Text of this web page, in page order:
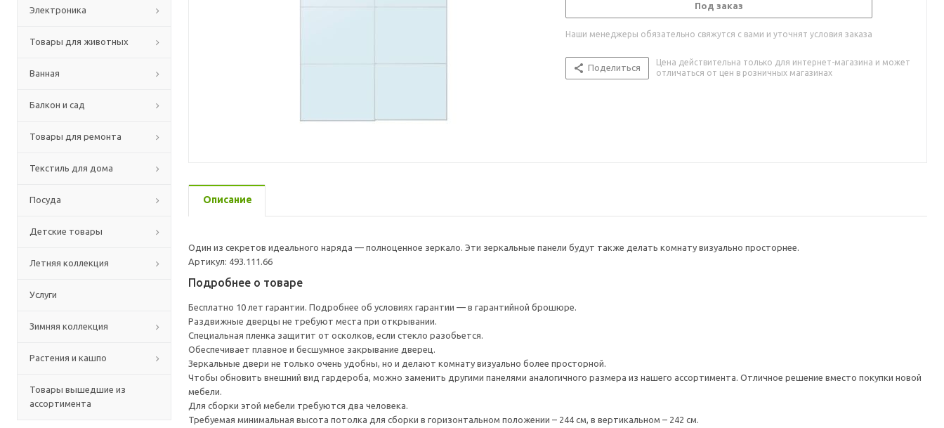
Электроника
Товары для животных
Ванная
Балкон и сад
Товары для ремонта
Текстиль для дома
Посуда
Детские товары
Летняя коллекция
Услуги
Зимняя коллекция
Растения и кашпо
Товары вышедшие из
ассортимента
Под заказ
Наши менеджеры обязательно свяжутся с вами и уточнят условия заказа
Поделиться
Цена действительна только для интернет-магазина и может
отличаться от цен в розничных магазинах
Описание
Один из секретов идеального наряда — полноценное зеркало. Эти зеркальные панели будут также делать комнату визуально просторнее.
Артикул: 493.111.66
Подробнее о товаре
Бесплатно 10 лет гарантии. Подробнее об условиях гарантии — в гарантийной брошюре.
Раздвижные дверцы не требуют места при открывании.
Специальная пленка защитит от осколков, если стекло разобьется.
Обеспечивает плавное и бесшумное закрывание дверец.
Зеркальные двери не только очень удобны, но и делают комнату визуально более просторной.
Чтобы обновить внешний вид гардероба, можно заменить другими панелями аналогичного размера из нашего ассортимента. Отличное решение вместо покупки новой
мебели.
Для сборки этой мебели требуются два человека.
Требуемая минимальная высота потолка для сборки в горизонтальном положении – 244 см, в вертикальном – 242 см.